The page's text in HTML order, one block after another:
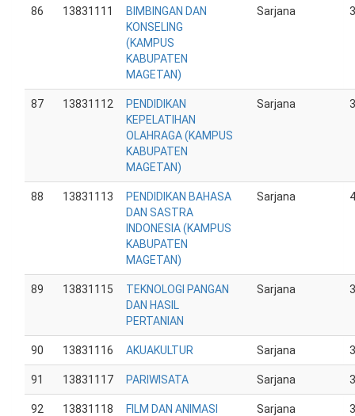
86 13831111
BIMBINGAN DAN
KONSELING
(KAMPUS
KABUPATEN
MAGETAN)
Sarjana
87 13831112
PENDIDIKAN
KEPELATIHAN
OLAHRAGA (KAMPUS
KABUPATEN
MAGETAN)
Sarjana
88 13831113
PENDIDIKAN BAHASA
DAN SASTRA
INDONESIA (KAMPUS
KABUPATEN
MAGETAN)
Sarjana
89 13831115
TEKNOLOGI PANGAN
DAN HASIL
PERTANIAN
Sarjana
90 13831116 AKUAKULTUR Sarjana
91 13831117 PARIWISATA Sarjana
92 13831118 FILM DAN ANIMASI Sarjana